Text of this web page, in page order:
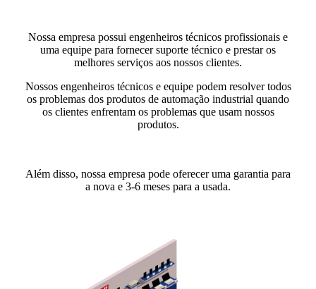
Nossa empresa possui engenheiros técnicos profissionais e
uma equipe para fornecer suporte técnico e prestar os
melhores serviços aos nossos clientes.
Nossos engenheiros técnicos e equipe podem resolver todos
os problemas dos produtos de automação industrial quando
os clientes enfrentam os problemas que usam nossos
produtos.
Além disso, nossa empresa pode oferecer uma garantia para
a nova e 3-6 meses para a usada.